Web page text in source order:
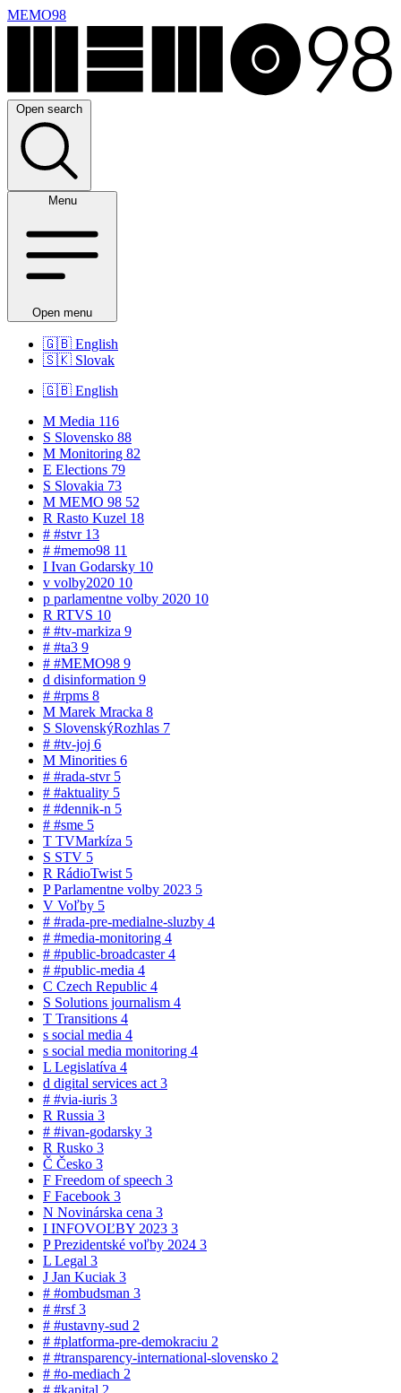
MEMO98
Open search
Menu
Open menu
🇬🇧 English
🇸🇰 Slovak
🇬🇧 English
M Media 116
S Slovensko 88
M Monitoring 82
E Elections 79
S Slovakia 73
M MEMO 98 52
R Rasto Kuzel 18
# #stvr 13
# #memo98 11
I Ivan Godarsky 10
v volby2020 10
p parlamentne volby 2020 10
R RTVS 10
# #tv-markiza 9
# #ta3 9
# #MEMO98 9
d disinformation 9
# #rpms 8
M Marek Mracka 8
S SlovenskýRozhlas 7
# #tv-joj 6
M Minorities 6
# #rada-stvr 5
# #aktuality 5
# #dennik-n 5
# #sme 5
T TVMarkíza 5
S STV 5
R RádioTwist 5
PParlamentne volby 2023 5
V Voľby 5
# #rada-pre-medialne-sluzby 4
# #media-monitoring 4
# #public-broadcaster4
# #public-media 4
C Czech Republic 4
S Solutions journalism 4
T Transitions 4
s social media 4
s social media monitoring 4
L Legislatíva 4
d digital services act 3
# #via-iuris 3
R Russia 3
# #ivan-godarsky 3
R Rusko 3
Č Česko 3
F Freedom of speech 3
F Facebook 3
N Novinárska cena 3
I INFOVOĽBY 2023 3
PPrezidentské voľby 2024 3
L Legal 3
J Jan Kuciak 3
# #ombudsman 3
# #rsf3
# #ustavny-sud 2
# #platforma-pre-demokraciu 2
# #transparency-international-slovensko 2
# #o-mediach 2
# #kapital 2